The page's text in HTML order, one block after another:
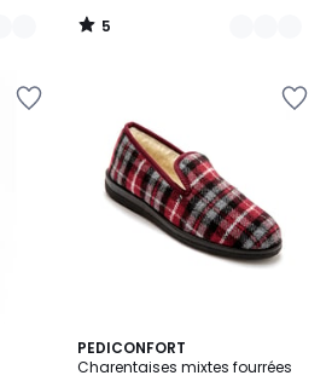
5
/
PEDICONFORT
Charentaises mixtes fourrées
4,3
/ 5
3
Couleurs